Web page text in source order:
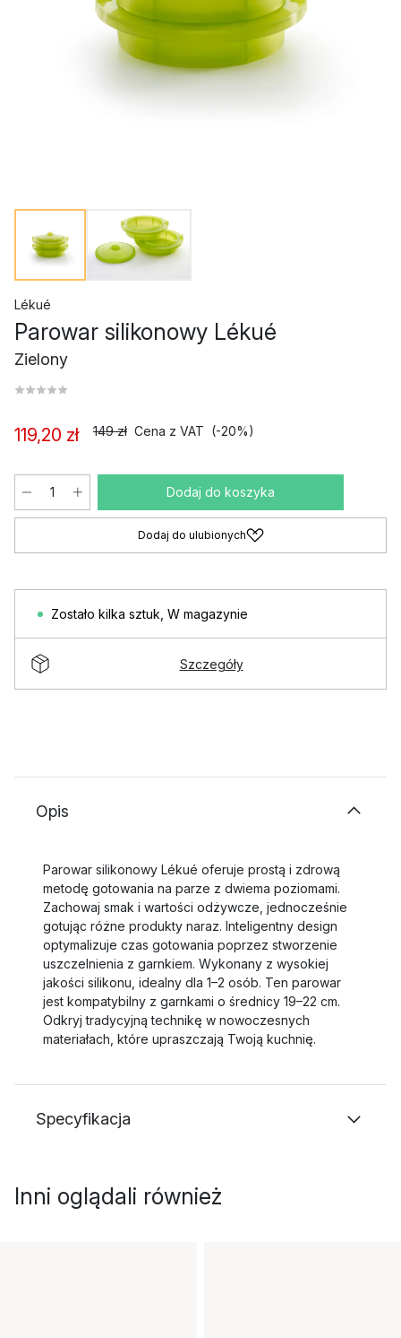
Lékué
Parowar silikonowy Lékué
Zielony
119,20 zł 149 zł Cena z VAT (-20%)
Dodaj do koszyka
Dodaj do ulubionych
Zostało kilka sztuk W magazynie
Szczegóły
Opis
Parowar silikonowy Lékué oferuje prostą i zdrową
metodę gotowania na parze z dwiema poziomami.
Zachowaj smak i wartości odżywcze, jednocześnie
gotując różne produkty naraz. Inteligentny design
optymalizuje czas gotowania poprzez stworzenie
uszczelnienia z garnkiem. Wykonany z wysokiej
jakości silikonu, idealny dla 1–2 osób. Ten parowar
jest kompatybilny z garnkami o średnicy 19–22 cm.
Odkryj tradycyjną technikę w nowoczesnych
materiałach, które upraszczają Twoją kuchnię.
Specyfikacja
Inni oglądali również